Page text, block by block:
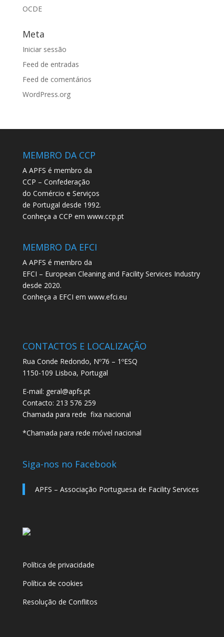
OCDE
Meta
Iniciar sessão
Feed de entradas
Feed de comentários
WordPress.org
MEMBRO DA CCP
A APFS é membro da
CCP – Confederação
do Comércio e Serviços
de Portugal desde 1992.
Conheça a CCP em www.ccp.pt
MEMBRO DA EFCI
A APFS é membro da
EFCI – European Cleaning and Facility Services Industry
desde 2020.
Conheça a EFCI em www.efci.eu
CONTACTOS E LOCALIZAÇÃO
Rua Conde Redondo, Nº76 – 1ºESQ
1150-109 Lisboa, Portugal
E-mail: geral@apfs.pt
Contacto: 213 576 259
Chamada para rede fixa nacional
*Chamada para rede móvel nacional
Siga-nos no Facebook
APFS – Associação Portuguesa de Facility Services
Política de privacidade
Política de cookies
Resolução de Conflitos